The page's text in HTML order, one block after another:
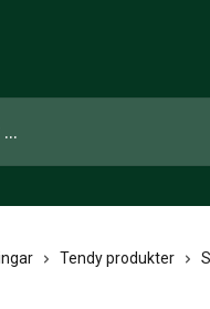
Tendy produkter